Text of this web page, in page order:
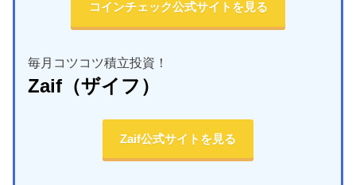
コインチェック公式サイトを見る
毎月コツコツ積立投資！
Zaif （ザイフ）
Zaif公式サイトを見る